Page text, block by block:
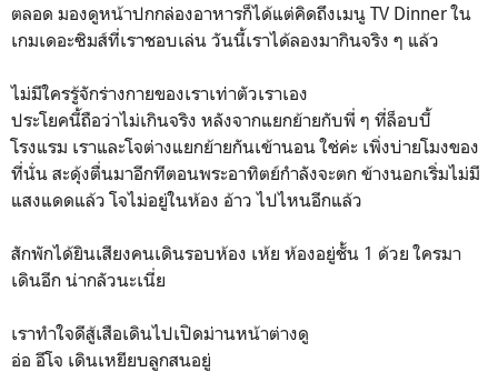
ตลอด มองดูหน้าปกกล่องอาหารก็ได้แต่คิดถึงเมนู TV Dinner ใน
เกมเดอะซิมส์ที่เราชอบเล่น วันนี้เราได้ลองมากินจริง ๆ แล้ว
ไม่มีใครรู้จักร่างกายของเราเท่าตัวเราเอง
ประโยคนี้ถือว่าไม่เกินจริง หลังจากแยกย้ายกับพี่ ๆ ที่ล็อบบี้
โรงแรม เราและโจต่างแยกย้ายกันเข้านอน ใช่ค่ะ เพิ่งบ่ายโมงของ
ที่นั่น สะดุ้งตื่นมาอีกทีตอนพระอาทิตย์กำลังจะตก ข้างนอกเริ่มไม่มี
แสงแดดแล้ว โจไม่อยู่ในห้อง อ้าว ไปไหนอีกแล้ว
สักพักได้ยินเสียงคนเดินรอบห้อง เห้ย ห้องอยู่ชั้น 1 ด้วย ใครมา
เดินอีก น่ากลัวนะเนี่ย
เราทำใจดีสู้เสือเดินไปเปิดม่านหน้าต่างดู
อ่อ อีโจ เดินเหยียบลูกสนอยู่